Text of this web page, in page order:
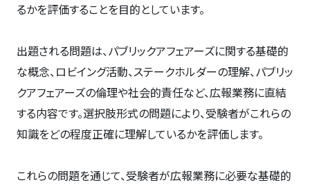
るかを評価することを目的としています。
出題される問題は、パブリックアフェアーズに関する基礎的
な概念、ロビイング活動、ステークホルダーの理解、パブリッ
クアフェアーズの倫理や社会的責任など、広報業務に直結
する内容です。選択肢形式の問題により、受験者がこれらの
知識をどの程度正確に理解しているかを評価します。
これらの問題を通じて、受験者が広報業務に必要な基礎的